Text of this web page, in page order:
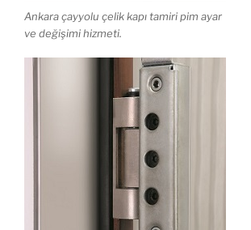
Ankara çayyolu çelik kapı tamiri pim ayar
ve değişimi hizmeti.